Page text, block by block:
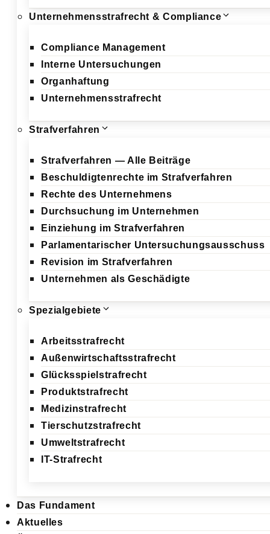
Unternehmensstrafrecht & Compliance
Compliance Management
Interne Untersuchungen
Organhaftung
Unternehmensstrafrecht
Strafverfahren
Strafverfahren — Alle Beiträge
Beschuldigtenrechte im Strafverfahren
Rechte des Unternehmens
Durchsuchung im Unternehmen
Einziehung im Strafverfahren
Parlamentarischer Untersuchungsausschuss
Revision im Strafverfahren
Unternehmen als Geschädigte
Spezialgebiete
Arbeitsstrafrecht
Außenwirtschaftsstrafrecht
Glücksspielstrafrecht
Produktstrafrecht
Medizinstrafrecht
Tierschutzstrafrecht
Umweltstrafrecht
IT-Strafrecht
Das Fundament
Aktuelles